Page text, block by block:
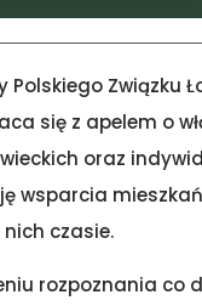
Polskiego Związku
się z apelem o
oraz
wsparcia
czasie.
rozpoznania co